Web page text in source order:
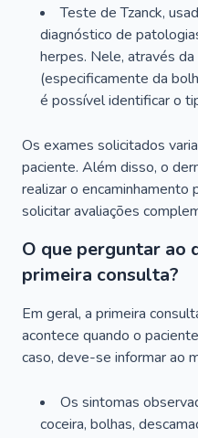
Teste de Tzanck,
diagnóstico de
herpes. Nele, através
(especificamente da
é possível identificar o
Os exames solicitados
paciente. Além disso, o
realizar o encaminhamento
solicitar avaliações
O que perguntar ao
primeira consulta?
Em geral, a primeira
acontece quando o
caso, deve-se informar ao
Os sintomas
coceira, bolhas,